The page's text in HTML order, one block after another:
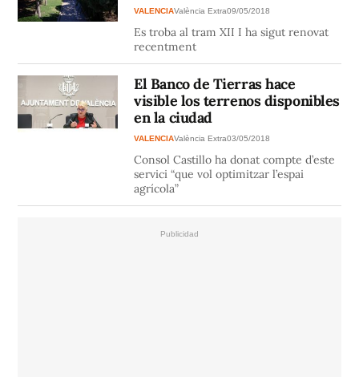
VALENCIAValència Extra09/05/2018
Es troba al tram XII I ha sigut renovat
recentment
El Banco de Tierras hace
visible los terrenos disponibles
en la ciudad
VALENCIAValència Extra03/05/2018
Consol Castillo ha donat compte d’este
servici “que vol optimitzar l’espai
agrícola”